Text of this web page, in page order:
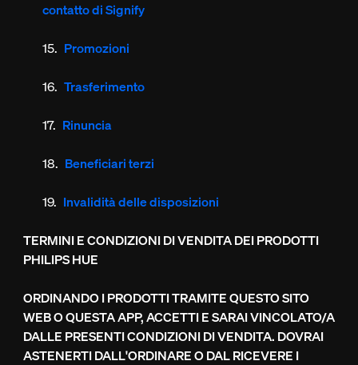
contatto di Signify
Promozioni
Trasferimento
Rinuncia
Beneficiari terzi
Invalidità delle disposizioni
TERMINI E CONDIZIONI DI VENDITA DEI PRODOTTI
PHILIPS HUE
ORDINANDO I PRODOTTI TRAMITE QUESTO SITO
WEB O QUESTA APP, ACCETTI E SARAI VINCOLATO/A
DALLE PRESENTI CONDIZIONI DI VENDITA. DOVRAI
ASTENERTI DALL'ORDINARE O DAL RICEVERE I